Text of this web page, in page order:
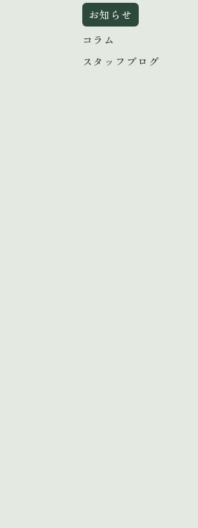
お知らせ
コラム
スタッフブログ